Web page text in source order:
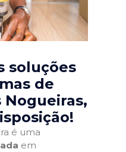
soluções
de
Nogueiras,
é uma
em